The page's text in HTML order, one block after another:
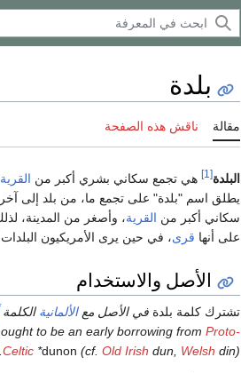
بلدة
مقالة ناقش هذه الصفحة
البلدة[1] هي تجمع سكاني بشري أكبر من القرية
يطلق اسم "بلدة" على تجمع ما، من بلد إلى
سكاني أكبر من القرية، وأصغر من المدينة،
على أنها قرى، في حين يرى الأمريكيون البلدات
الأصل والاستخدام
تشترك كلمة بلدة في الأصل معالألمانية الكلمة
to be an early borrowing from Proto-
Celtic *dunon (cf. Old Irish dun, Welsh din).